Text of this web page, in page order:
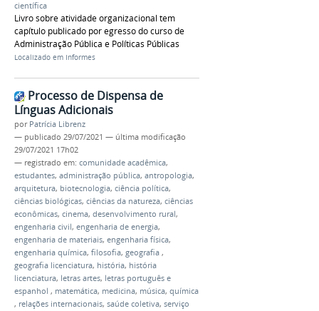
científica
Livro sobre atividade organizacional tem
capítulo publicado por egresso do curso de
Administração Pública e Políticas Públicas
Localizado em Informes
Processo de Dispensa de
Línguas Adicionais
por Patrícia Librenz
— publicado 29/07/2021 — última modificação
29/07/2021 17h02
— registrado em: comunidade acadêmica,
estudantes, administração pública, antropologia,
arquitetura, biotecnologia, ciência política,
ciências biológicas, ciências da natureza, ciências
econômicas, cinema, desenvolvimento rural,
engenharia civil, engenharia de energia,
engenharia de materiais, engenharia física,
engenharia química, filosofia, geografia ,
geografia licenciatura, história, história
licenciatura, letras artes, letras português e
espanhol , matemática, medicina, música, química
, relações internacionais, saúde coletiva, serviço